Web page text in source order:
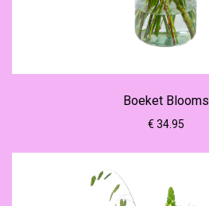
Boeket Blooms
€ 34.95